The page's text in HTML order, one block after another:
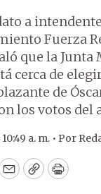
a
Fuerza
que la Junta
cerca de
de
los votos del
a. m. • Por
EmailCopyPrint